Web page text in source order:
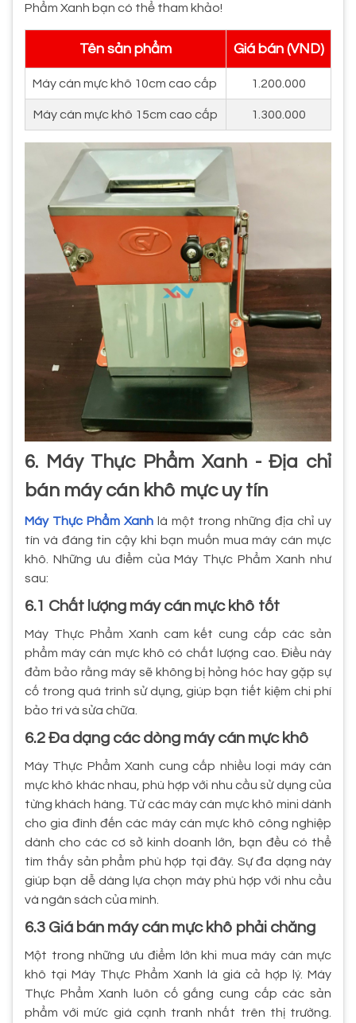
Phẩm Xanh bạn có thể tham khảo!
Tên sản phẩm Giá bán (VND)
Máy cán mực khô 10cm cao cấp 1.200.000
Máy cán mực khô 15cm cao cấp 1.300.000
6. Máy Thực Phẩm Xanh - Địa chỉ
bán máy cán khô mực uy tín
Máy Thực Phẩm Xanhlà một trong những địa chỉ uy
tín và đáng tin cậy khi bạn muốn mua máy cán mực
khô. Những ưu điểm của Máy Thực Phẩm Xanh như
sau:
6.1 Chất lượng máy cán mực khô tốt
Máy Thực Phẩm Xanh cam kết cung cấp các sản
phẩm máy cán mực khô có chất lượng cao. Điều này
đảm bảo rằng máy sẽ không bị hỏng hóc hay gặp sự
cố trong quá trình sử dụng, giúp bạn tiết kiệm chi phí
bảo trì và sửa chữa.
6.2 Đa dạng các dòng máy cán mực khô
Máy Thực Phẩm Xanh cung cấp nhiều loại máy cán
mực khô khác nhau, phù hợp với nhu cầu sử dụng của
từng khách hàng. Từ các máy cán mực khô mini dành
cho gia đình đến các máy cán mực khô công nghiệp
dành cho các cơ sở kinh doanh lớn, bạn đều có thể
tìm thấy sản phẩm phù hợp tại đây. Sự đa dạng này
giúp bạn dễ dàng lựa chọn máy phù hợp với nhu cầu
và ngân sách của mình.
6.3 Giá bán máy cán mực khô phải chăng
Một trong những ưu điểm lớn khi mua máy cán mực
khô tại Máy Thực Phẩm Xanh là giá cả hợp lý. Máy
Thực Phẩm Xanh luôn cố gắng cung cấp các sản
phẩm với mức giá cạnh tranh nhất trên thị trường.